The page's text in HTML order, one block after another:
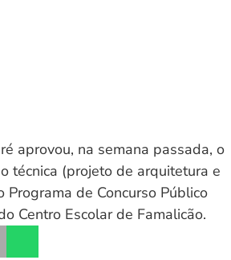
aprovou, na semana passada, o
técnica (projeto de arquitetura e
Programa de Concurso Público
Centro Escolar de Famalicão.